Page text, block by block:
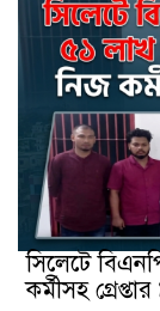
সিলেটে
কর্মীসহ